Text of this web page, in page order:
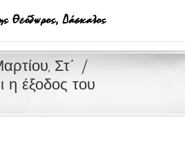
Στ΄
η έξοδος του